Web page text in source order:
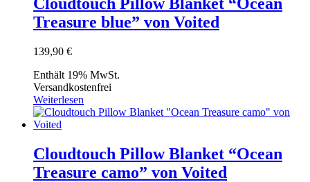
Treasure blue” von Voited
139,90 €
Enthält 19% MwSt.
Versandkostenfrei
Weiterlesen
Cloudtouch Pillow Blanket “Ocean
Treasure camo” von Voited